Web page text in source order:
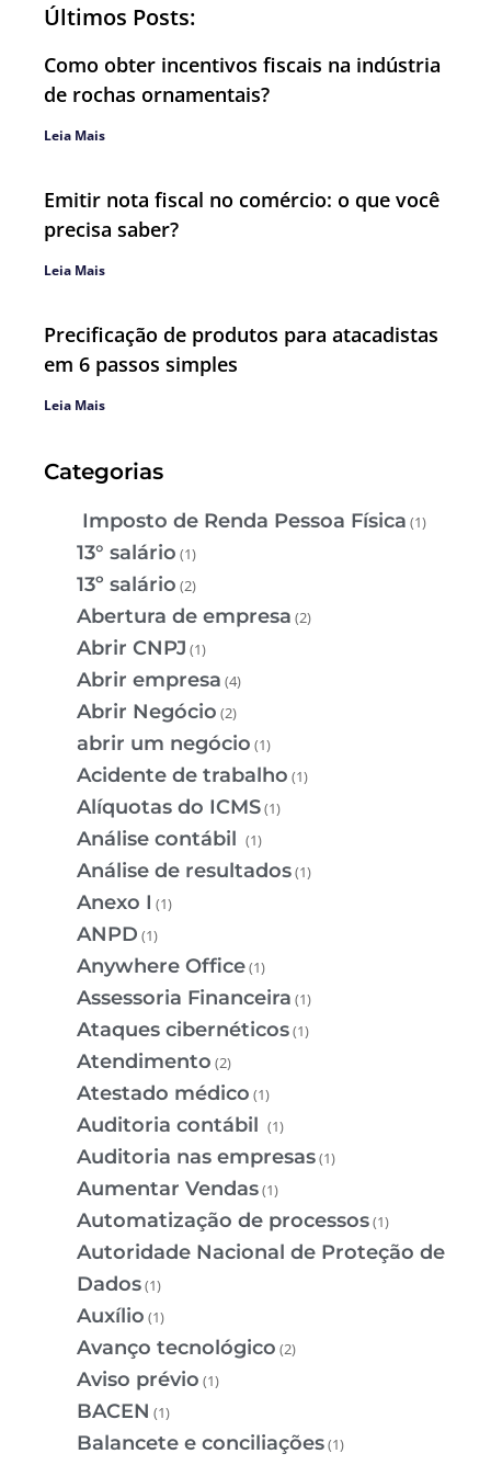
Últimos Posts:
Como obter incentivos fiscais na indústria
de rochas ornamentais?
Leia Mais
Emitir nota fiscal no comércio: o que você
precisa saber?
Leia Mais
Precificação de produtos para atacadistas
em 6 passos simples
Leia Mais
Categorias
Imposto de Renda Pessoa Física (1)
13° salário (1)
13º salário (2)
Abertura de empresa (2)
Abrir CNPJ (1)
Abrir empresa (4)
Abrir Negócio (2)
abrir um negócio (1)
Acidente de trabalho (1)
Alíquotas do ICMS(1)
Análise contábil (1)
Análise de resultados(1)
Anexo I (1)
ANPD (1)
Anywhere Office(1)
Assessoria Financeira (1)
Ataques cibernéticos(1)
Atendimento (2)
Atestado médico (1)
Auditoria contábil (1)
Auditoria nas empresas(1)
Aumentar Vendas(1)
Automatização de processos(1)
Autoridade Nacional de Proteção de
Dados(1)
Auxílio (1)
Avanço tecnológico (2)
Aviso prévio (1)
BACEN (1)
Balancete e conciliações(1)